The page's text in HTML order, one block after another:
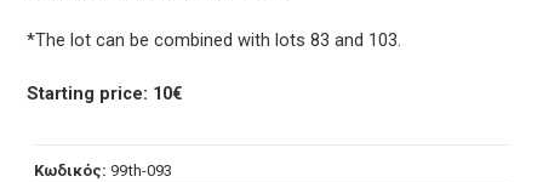
*The lot can be combined with lots 83 and 103.
Starting price: 10€
Κωδικός: 99th-093